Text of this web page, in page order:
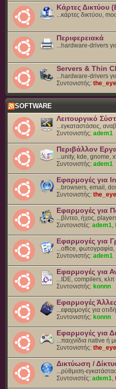
Κάρτες
...κάρτες δικτύου,
Περιφερειακά
...hardware-drivers
Servers & Thin
...hardware-drivers
Συντονιστής: the_eye
SOFTWARE
Λειτουργικό
...εγκαταστάσεις,
Συντονιστής: adem1
Περιβάλλον
...unity, kde, gnome,
Συντονιστής: adem1
Εφαρμογές για
...browsers, email,
Συντονιστής: the_eye
Εφαρμογές για
...βίντεο, ήχος,
Συντονιστές: adem1
Εφαρμογές για
...office,
Συντονιστής: adem1
Εφαρμογές για
...IDE, compilers, κλπ
Συντονιστής: konnn
Εφαρμογές
...εφαρμογές για
Συντονιστής: konnn
Εφαρμογές για
...παιχνίδια native ή
Συντονιστής: the_eye
Δικτύωση /
...ρύθμιση-
Συντονιστές: adem1